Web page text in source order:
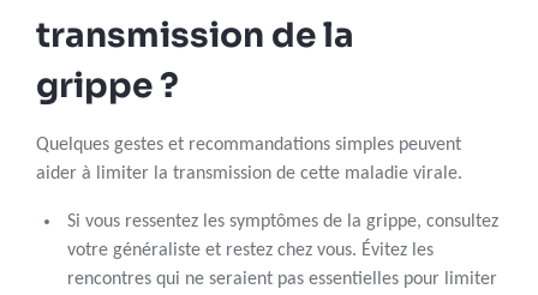
transmission de la
grippe ?
Quelques gestes et recommandations simples peuvent
aider à limiter la transmission de cette maladie virale.
Si vous ressentez les symptômes de la grippe, consultez
votre généraliste et restez chez vous. Évitez les
rencontres qui ne seraient pas essentielles pour limiter